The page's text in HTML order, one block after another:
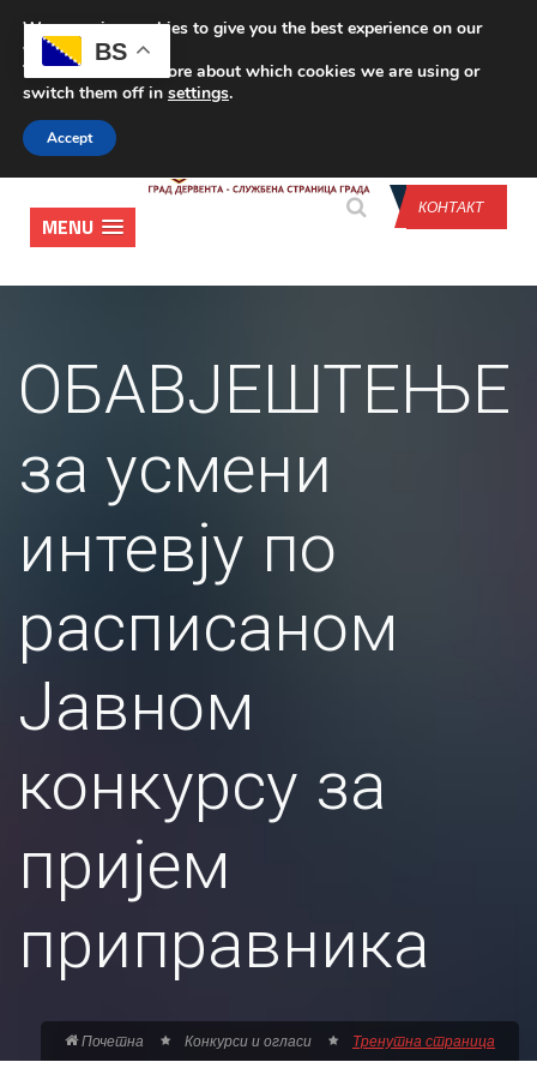
CONTACT US
КОНТАКТ
MENU
ОБАВЈЕШТЕЊЕ
за усмени
интевју по
расписаном
Јавном
конкурсу за
пријем
приправника
Почетна Конкурси и огласи Тренутна страница
BS
We are using cookies to give you the best experience on our
website.
You can find out more about which cookies we are using or
switch them off in settings.
Accept